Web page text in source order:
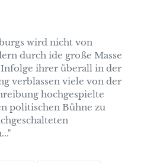
wird nicht von
durch ide große Masse
Infolge ihrer überall in der
verblassen viele von der
hochgespielte
politischen Bühne zu